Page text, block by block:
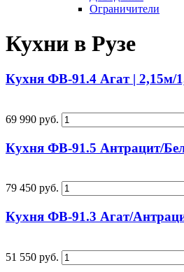
Ограничители
Кухни в Рузе
Кухня ФВ-91.4 Агат | 2,15м/
69 990 руб.
Кухня ФВ-91.5 Антрацит/
79 450 руб.
Кухня ФВ-91.3 Агат/
51 550 руб.